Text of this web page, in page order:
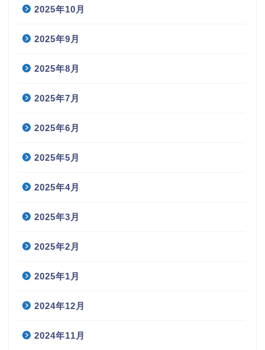
2025年10月
2025年9月
2025年8月
2025年7月
2025年6月
2025年5月
2025年4月
2025年3月
2025年2月
2025年1月
2024年12月
2024年11月